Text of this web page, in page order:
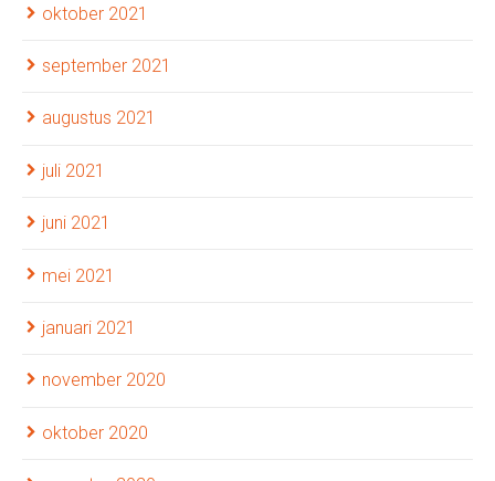
oktober 2021
september 2021
augustus 2021
juli 2021
juni 2021
mei 2021
januari 2021
november 2020
oktober 2020